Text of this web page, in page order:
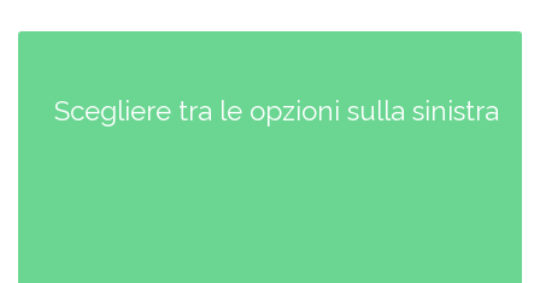
Scegliere tra le opzioni sulla sinistra